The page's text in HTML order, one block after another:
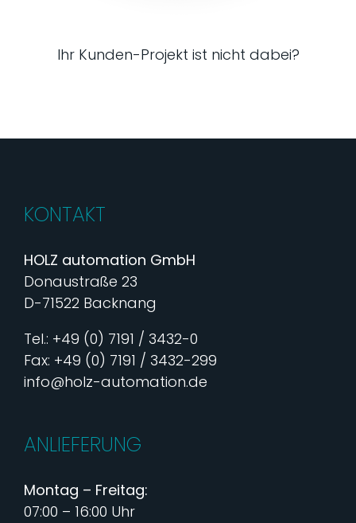
Ihr Kunden-Projekt ist nicht dabei?
KONTAKT
HOLZ automation GmbH
Donaustraße 23
D-71522 Backnang
Tel.: +49 (0) 7191 / 3432-0
Fax: +49 (0) 7191 / 3432-299
info@holz-automation.de
ANLIEFERUNG
Montag – Freitag:
07:00 – 16:00 Uhr